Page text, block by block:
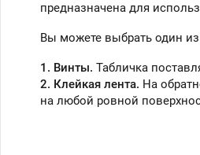
предназначена для
Вы можете выбрать один
1. Винты. Табличка
2. Клейкая лента. На
на любой ровной